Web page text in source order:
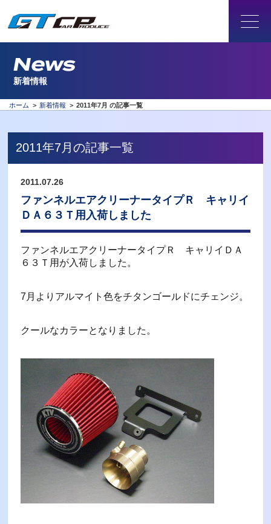
News
新着情報
ホーム > 新着情報 > 2011年7月 の記事一覧
2011年7月の記事一覧
2011.07.26
ファンネルエアクリーナータイプＲ キャリイ
ＤＡ６３Ｔ用入荷しました
ファンネルエアクリーナータイプＲ キャリイＤＡ
６３Ｔ用が入荷しました。
7月よりアルマイト色をチタンゴールドにチェンジ。
クールなカラーとなりました。